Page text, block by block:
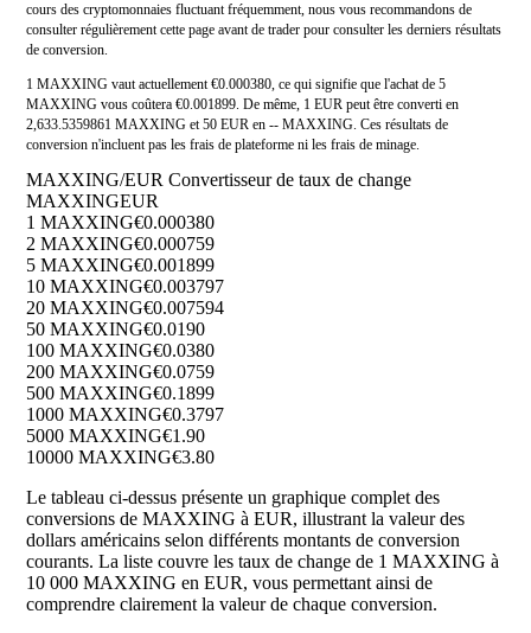
cours des cryptomonnaies fluctuant fréquemment, nous vous recommandons de
consulter régulièrement cette page avant de trader pour consulter les derniers résultats
de conversion.
1 MAXXING vaut actuellement €0.000380, ce qui signifie que l'achat de 5
MAXXING vous coûtera €0.001899. De même, 1 EUR peut être converti en
2,633.5359861 MAXXING et 50 EUR en -- MAXXING. Ces résultats de
conversion n'incluent pas les frais de plateforme ni les frais de minage.
MAXXING/EUR Convertisseur de taux de change
MAXXINGEUR
1 MAXXING€0.000380
2 MAXXING€0.000759
5 MAXXING€0.001899
10 MAXXING€0.003797
20 MAXXING€0.007594
50 MAXXING€0.0190
100 MAXXING€0.0380
200 MAXXING€0.0759
500 MAXXING€0.1899
1000 MAXXING€0.3797
5000 MAXXING€1.90
10000 MAXXING€3.80
Le tableau ci-dessus présente un graphique complet des
conversions de MAXXING à EUR, illustrant la valeur des
dollars américains selon différents montants de conversion
courants. La liste couvre les taux de change de 1 MAXXING à
10 000 MAXXING en EUR, vous permettant ainsi de
comprendre clairement la valeur de chaque conversion.